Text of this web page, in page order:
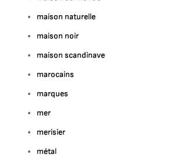
maison naturelle
maison noir
maison scandinave
marocains
marques
mer
merisier
métal